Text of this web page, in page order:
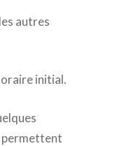
autres
initial.
permettent